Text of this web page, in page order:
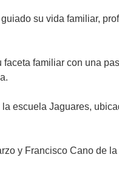
su vida familiar,
familiar con una
escuela Jaguares,
y Francisco Cano de